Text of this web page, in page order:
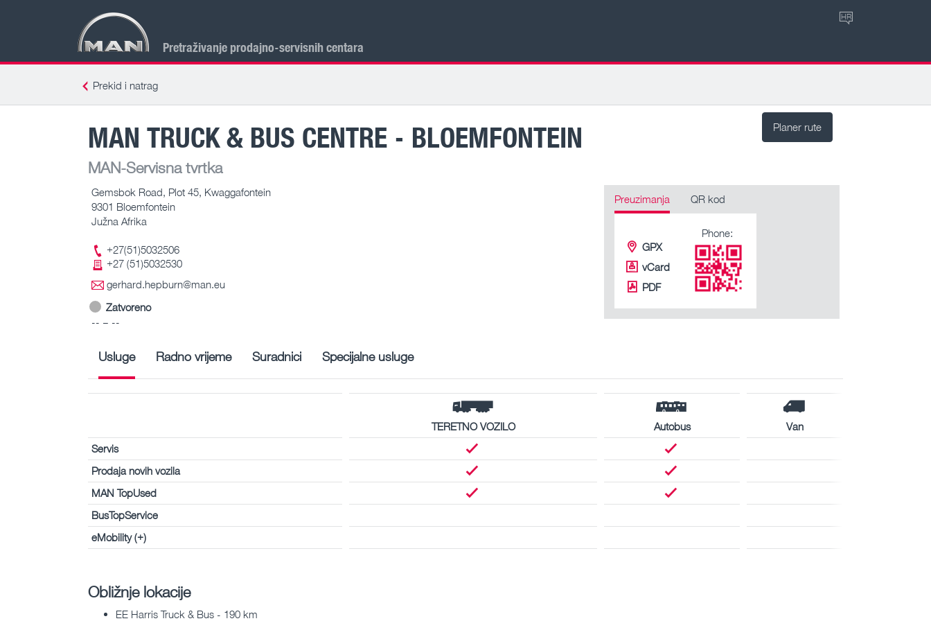
Pretraživanje prodajno-servisnih centara
HR
Prekid i natrag
Planer rute
MAN TRUCK & BUS CENTRE - BLOEMFONTEIN
MAN-Servisna tvrtka
Gemsbok Road, Plot 45, Kwaggafontein
9301 Bloemfontein
Južna Afrika
+27(51)5032506
+27 (51)5032530
gerhard.hepburn@man.eu
Zatvoreno
-- – --
Preuzimanja QR kod
GPX
vCard
PDF
Phone:
Usluge Radno vrijeme Suradnici Specijalne usluge
TERETNO VOZILO Autobus
Van
Servis
Prodaja novih vozila
MAN TopUsed
BusTopService
eMobility (+)
Obližnje lokacije
EE Harris Truck & Bus - 190 km